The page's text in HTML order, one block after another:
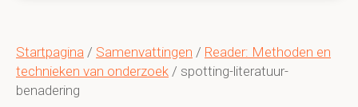
Startpagina / Samenvattingen / Reader: Methoden en
technieken van onderzoek / spotting-literatuur-
benadering